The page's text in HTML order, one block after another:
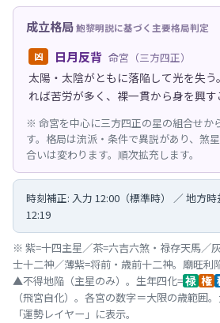
成立格局鮑黎明説に基づく主要格局判定
凶 日月反背 命宮（三方四正）
太陽・太陰がともに落陥して光を失
れば苦労が多く、裸一貫から身を興す
※ 命宮を中心に三方四正の星の組合せか
す。格局は流派・条件で異説があり、煞
合いは変わります。順次拡充します。
時刻補正: 入力 12:00（標準時） ／ 地方
12:19
※ 紫=十四主星／茶=六吉六煞・禄存天馬／
士十二神／薄紫=将前・歳前十二神。廟旺
▲不得地陥（主星のみ）。生年四化=禄 権
（飛宮自化）。各宮の数字＝大限の歳範囲
「運勢レイヤー」に表示。